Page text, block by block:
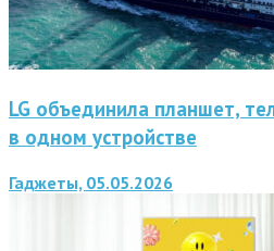
LG объединила планшет,
в одном устройстве
Гаджеты, 05.05.2026